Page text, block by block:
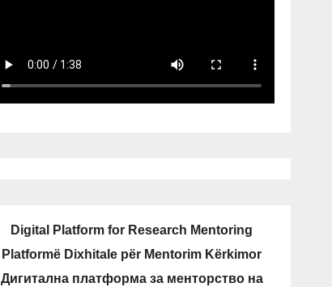
Digital Platform for Research Mentoring
Platformë Dixhitale për Mentorim Kërkimor
Дигитална платформа за менторство на